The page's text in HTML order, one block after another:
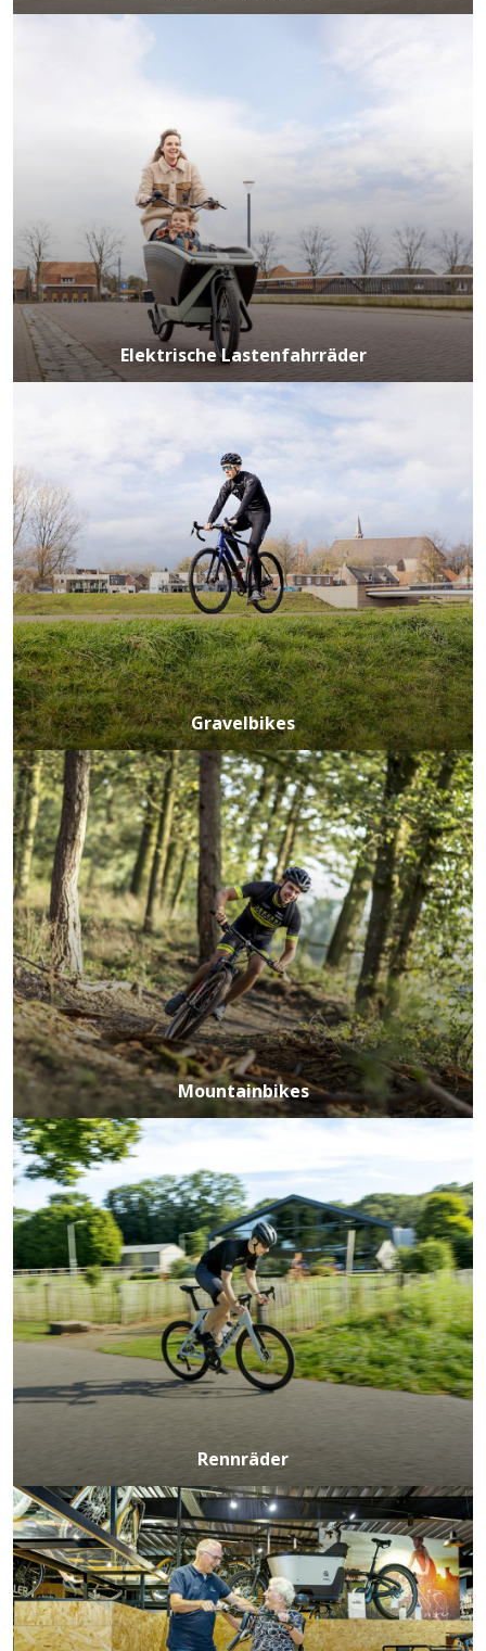
Elektrische Lastenfahrräder
Gravelbikes
Mountainbikes
Rennräder